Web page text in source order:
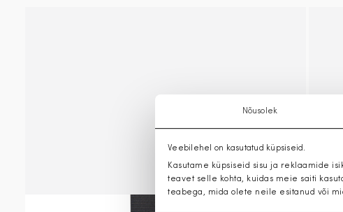
Nõusolek
Veebilehel on kasutatud küpsiseid.
Kasutame küpsiseid sisu ja reklaamide
teavet selle kohta, kuidas meie saiti
teabega, mida olete neile esitanud või